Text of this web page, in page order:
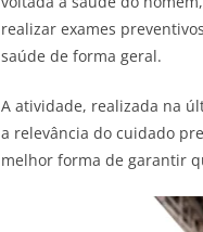
realizar exames
saúde de forma geral.
A atividade, realizada na
a relevância do cuidado
melhor forma de garantir